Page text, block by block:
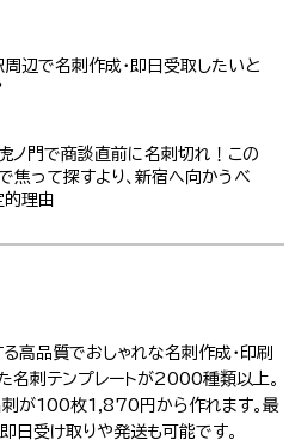
周辺で名刺作成・即日受取したいと
ノ門で商談直前に名刺切れ！この
焦って探すより、新宿へ向かうべ
的理由
高品質でおしゃれな名刺作成・印刷
名刺テンプレートが2000種類以上。
刺が100枚1,870円から作れます。最
受け取りや発送も可能です。